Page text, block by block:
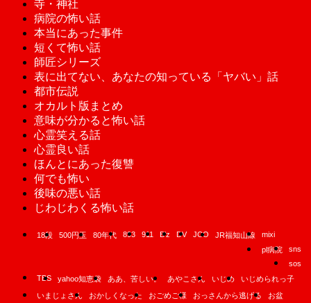
寺・神社
病院の怖い話
本当にあった事件
短くて怖い話
師匠シリーズ
表に出てない、あなたの知っている「ヤバい」話
都市伝説
オカルト版まとめ
意味が分かると怖い話
心霊笑える話
心霊良い話
ほんとにあった復讐
何でも怖い
後味の悪い話
じわじわくる怖い話
18段 500円玉 80年代 893 911 B'z DV JCO JR福知山線
mixi
pl病院
sns
sos
TBS
yahoo知恵袋 ああ、苦しい。 あやこさん いじめ
いじめられっ子
いまじょさん
おかしくなった おごめご様 おっさんから逃げる
お盆